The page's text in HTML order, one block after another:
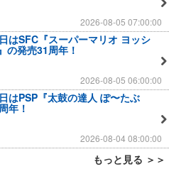
2026-08-05 07:00:00
はSFC『スーパーマリオ ヨッシ
の発売31周年！
2026-08-05 06:00:00
はPSP『太鼓の達人 ぽ〜たぶ
年！
2026-08-04 08:00:00
もっと見る ＞＞